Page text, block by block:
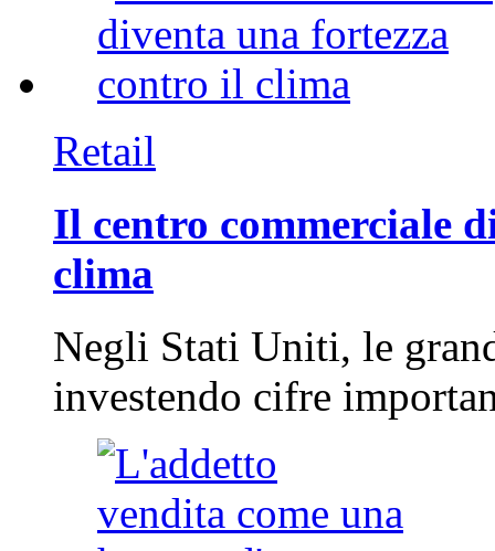
Retail
Il centro commerciale
clima
Negli Stati Uniti, le
investendo cifre